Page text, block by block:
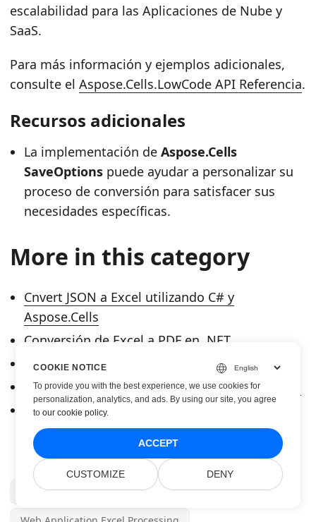
escalabilidad para las Aplicaciones de Nube y
SaaS.
Para más información y ejemplos adicionales,
consulte el Aspose.Cells.LowCode API Referencia.
Recursos adicionales
La implementación de Aspose.Cells
SaveOptions puede ayudar a personalizar su
proceso de conversión para satisfacer sus
necesidades específicas.
More in this category
Cnvert JSON a Excel utilizando C# y
Aspose.Cells
Conversión de Excel a PDF en .NET
Converter de imagen .NET Plugin para Excel
Converter de texto para .NET con Aspose.Cells
Convertir archivos de Excel a y desde HTML
con Aspose.Cells para .NET
In-Memory Conversion
COOKIE NOTICE
To provide you with the best experience, we use cookies for
personalization, analytics, and ads. By using our site, you agree
toour cookie policy.
ACCEPT
CUSTOMIZE DENY